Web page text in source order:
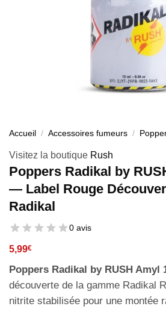
Accueil / Accessoires fumeurs /
Visitez la boutique Rush
Poppers Radikal by
— Label Rouge
Radikal
0 avis
5,99€
Poppers Radikal by RUSH Amyl
découverte de la gamme Radikal
nitrite stabilisée pour une montée